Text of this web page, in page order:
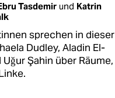
Tasdemir und Katrin
sprechen in dieser
Dudley, Aladin El-
Şahin über Räume,